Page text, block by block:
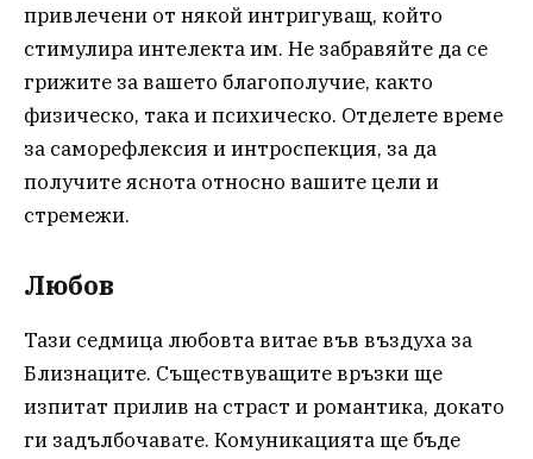
привлечени от някой интригуващ, който
стимулира интелекта им. Не забравяйте да се
грижите за вашето благополучие, както
физическо, така и психическо. Отделете време
за саморефлексия и интроспекция, за да
получите яснота относно вашите цели и
стремежи.
Любов
Тази седмица любовта витае във въздуха за
Близнаците. Съществуващите връзки ще
изпитат прилив на страст и романтика, докато
ги задълбочавате. Комуникацията ще бъде